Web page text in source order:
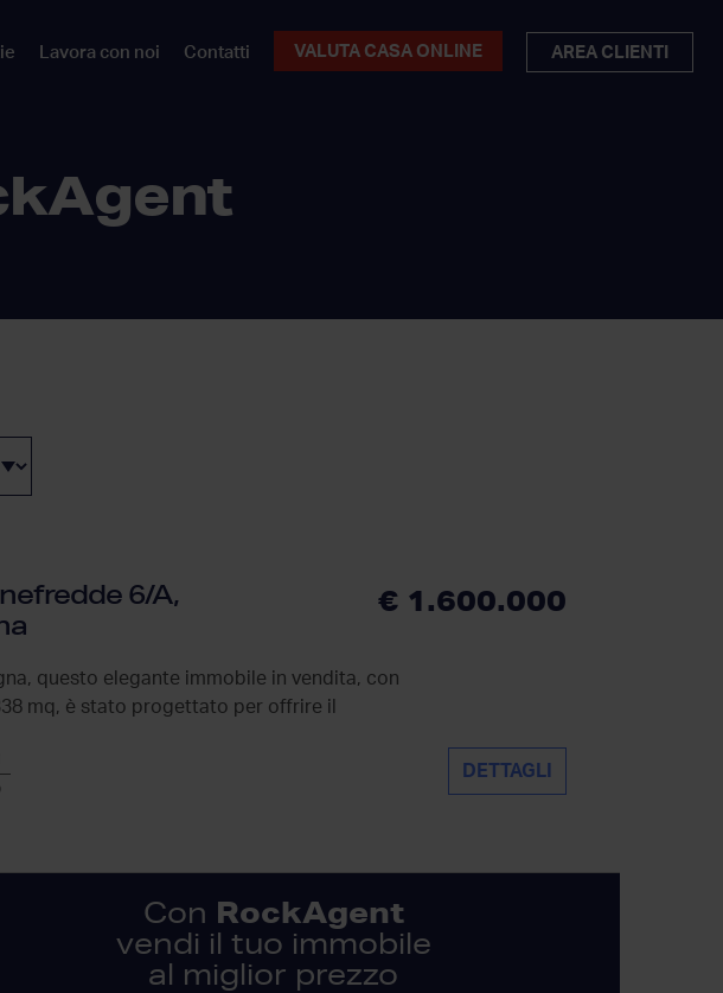
Lavora con noi Contatti VALUTA CASA ONLINE AREA CLIENTI
6/A,
€ 1.600.000
questo elegante immobile in vendita, con
mq, è stato progettato per offrire il
DETTAGLI
Con RockAgent
vendi il tuo immobile
al miglior prezzo